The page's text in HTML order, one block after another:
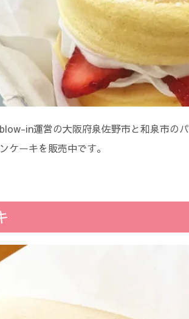
in運営の大阪府泉佐野市と和泉市の
ケーキを販売中です。